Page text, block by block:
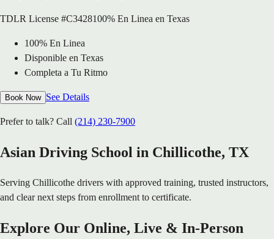
TDLR License #C3428100% En Linea en Texas
100% En Linea
Disponible en Texas
Completa a Tu Ritmo
Book Now See Details
Prefer to talk? Call (214) 230-7900
Asian Driving School in Chillicothe, TX
Serving Chillicothe drivers with approved training, trusted instructors,
and clear next steps from enrollment to certificate.
Explore Our Online, Live & In-Person